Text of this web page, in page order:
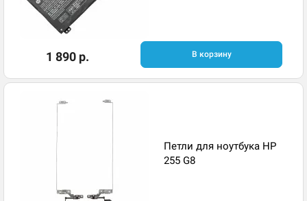
1 890 р. В корзину
Петли для ноутбука HP
255 G8